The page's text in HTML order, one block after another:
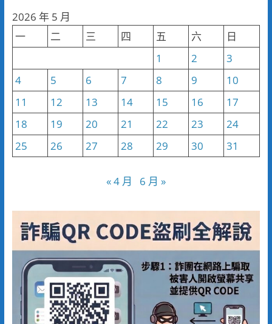
類
2026 年 5 月
一
二 三 四 五 六
日
1
2
3
4
5 6 7 8 9
10
11
12 13 14 15 16
17
18
19 20 21 22 23
24
25
26 27 28 29 30 31
« 4 月 6 月 »